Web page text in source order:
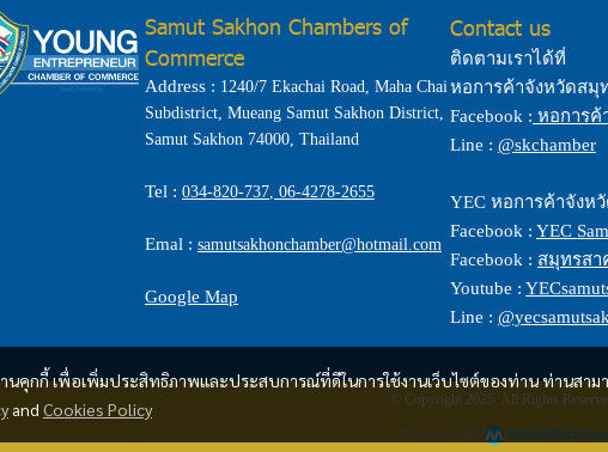
านคุกกี้ เพื่อเพิ่มประสิทธิภาพและประสบการณ์ที่ดีในการใช้งานเว็บไซต์ของท่าน ท่านสาม
and Cookies Policy
Samut Sakhon Chambers of
Commerce
Address : 1240/7 Ekachai Road, Maha Chai
Subdistrict, Mueang Samut Sakhon District,
Samut Sakhon 74000, Thailand
Tel : 034-820-737, 06-4278-2655
Emal : samutsakhonchamber@hotmail.com
Google Map
Contact us
ติดตามเราได้ที่
หอการค้าจังหวัดสมุ
Facebook : หอการค้
Line : @skchamber
YEC หอการค้าจังห
Facebook : YEC
Facebook : สมุทรสา
Youtube :
Line :
© Copyright 2025. All Rights
Powered By MakeWebEasy